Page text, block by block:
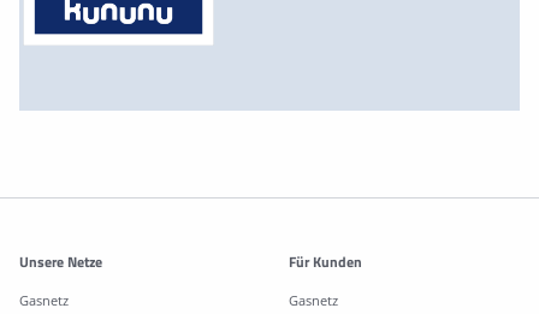
Weitere Informationen
Unsere Netze
Gasnetz
Für Kunden
Gasnetz